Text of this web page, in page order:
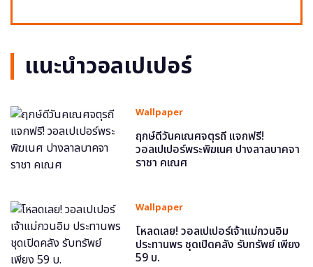
แนะนำวอลเปเปอร์
Wallpaper
ฤกษ์ดีวันคเณศจตุรถี แจกฟรี!
วอลเปเปอร์พระพิฆเนศ ปางลาลบาคจา
ราชา คเณศ
Wallpaper
โหลดเลย! วอลเปเปอร์เจ้าแม่กวนอิม
ประทานพร ชุดเปิดคลัง รับทรัพย์ เพียง
59 บ.